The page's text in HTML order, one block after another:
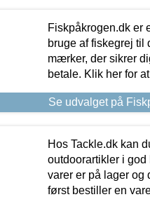
Fiskpåkrogen.dk er
bruge af fiskegrej
mærker, der sikrer
betale. Klik her for
Se udvalget på
Hos Tackle.dk kan
outdoorartikler i god
varer er på lager og
først bestiller en